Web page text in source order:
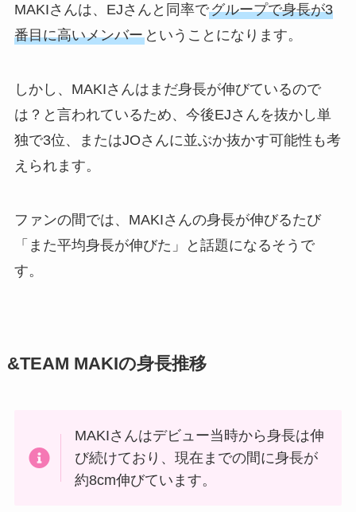
MAKIさんは、EJさんと同率でグループで身長が3
番目に高いメンバーということになります。
しかし、MAKIさんはまだ身長が伸びているので
は？と言われているため、今後EJさんを抜かし単
独で3位、またはJOさんに並ぶか抜かす可能性も考
えられます。
ファンの間では、MAKIさんの身長が伸びるたび
「また平均身長が伸びた」と話題になるそうで
す。
&TEAM MAKIの身長推移
MAKIさんはデビュー当時から身長は伸
び続けており、現在までの間に身長が
約8cm伸びています。